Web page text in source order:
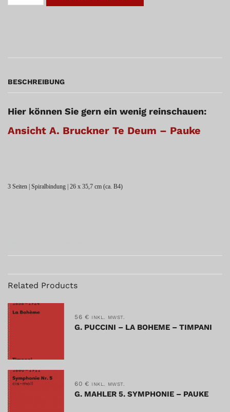
DEUM
BESCHREIBUNG
Hier können Sie gern ein wenig reinschauen:
Ansicht A. Bruckner Te Deum – Pauke
3 Seiten | Spiralbindung | 26 x 35,7 cm (ca. B4)
Related Products
56 € INKL. MWST.
G. PUCCINI – LA BOHEME – TIMPANI
60 € INKL. MWST.
G. MAHLER 5. SYMPHONIE – PAUKE